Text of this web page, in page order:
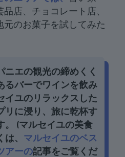
店、チョコレート店、
のお菓子を試してみた
ニエの観光の締めくく
るバーでワインを飲み
イユのリラックスした
リに浸り、旅に乾杯す
。 (マルセイユの美食
、 マルセイユのベス
アーの記事をご覧くだ